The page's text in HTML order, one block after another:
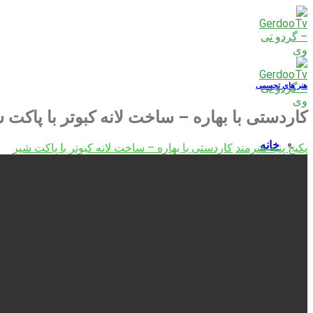
Skip
to
content
خانه
هنر های تجسمی
کاردستی با بهاره – ساخت لانه کبوتر با پاکت
پکیج پنبه هنرمند کاردستی با بهاره – ساخت لانه کبوتر با پاکت شیر